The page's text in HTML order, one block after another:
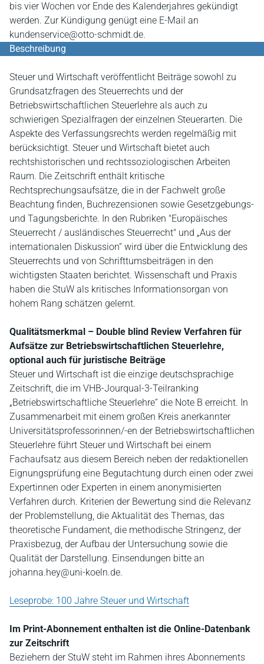
bis vier Wochen vor Ende des Kalenderjahres gekündigt
werden. Zur Kündigung genügt eine E-Mail an
kundenservice@otto-schmidt.de.
Beschreibung
Steuer und Wirtschaft veröffentlicht Beiträge sowohl zu
Grundsatzfragen des Steuerrechts und der
Betriebswirtschaftlichen Steuerlehre als auch zu
schwierigen Spezialfragen der einzelnen Steuerarten. Die
Aspekte des Verfassungsrechts werden regelmäßig mit
berücksichtigt. Steuer und Wirtschaft bietet auch
rechtshistorischen und rechtssoziologischen Arbeiten
Raum. Die Zeitschrift enthält kritische
Rechtsprechungsaufsätze, die in der Fachwelt große
Beachtung finden, Buchrezensionen sowie Gesetzgebungs-
und Tagungsberichte. In den Rubriken "Europäisches
Steuerrecht / ausländisches Steuerrecht" und „Aus der
internationalen Diskussion“ wird über die Entwicklung des
Steuerrechts und von Schrifttumsbeiträgen in den
wichtigsten Staaten berichtet. Wissenschaft und Praxis
haben die StuW als kritisches Informationsorgan von
hohem Rang schätzen gelernt.
Qualitätsmerkmal – Double blind Review Verfahren für
Aufsätze zur Betriebswirtschaftlichen Steuerlehre,
optional auch für juristische Beiträge
Steuer und Wirtschaft ist die einzige deutschsprachige
Zeitschrift, die im VHB-Jourqual-3-Teilranking
„Betriebswirtschaftliche Steuerlehre“ die Note B erreicht. In
Zusammenarbeit mit einem großen Kreis anerkannter
Universitätsprofessorinnen/-en der Betriebswirtschaftlichen
Steuerlehre führt Steuer und Wirtschaft bei einem
Fachaufsatz aus diesem Bereich neben der redaktionellen
Eignungsprüfung eine Begutachtung durch einen oder zwei
Expertinnen oder Experten in einem anonymisierten
Verfahren durch. Kriterien der Bewertung sind die Relevanz
der Problemstellung, die Aktualität des Themas, das
theoretische Fundament, die methodische Stringenz, der
Praxisbezug, der Aufbau der Untersuchung sowie die
Qualität der Darstellung. Einsendungen bitte an
johanna.hey@uni-koeln.de.
Leseprobe: 100 Jahre Steuer und Wirtschaft
Im Print-Abonnement enthalten ist die Online-Datenbank
zur Zeitschrift
Beziehern der StuW steht im Rahmen ihres Abonnements